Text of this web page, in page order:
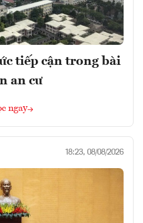
tiếp cận trong bài
an cư
ngay
18:23, 08/08/2026